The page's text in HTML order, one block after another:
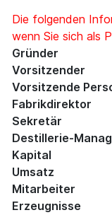
Die folgenden
wenn Sie sich als
Gründer
Vorsitzender
Vorsitzende
Fabrikdirektor
Sekretär
Destillerie-
Kapital
Umsatz
Mitarbeiter
Erzeugnisse